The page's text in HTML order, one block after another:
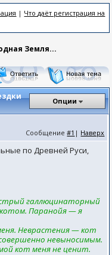
| Что даёт регистрация на
Земля...
Опции
Сообщение#1 | Наверх
по Древней Руси,
галлюцинаторный
Паранойя — я
Неврастения — кот
невыносимым.
кот меня не ценит.